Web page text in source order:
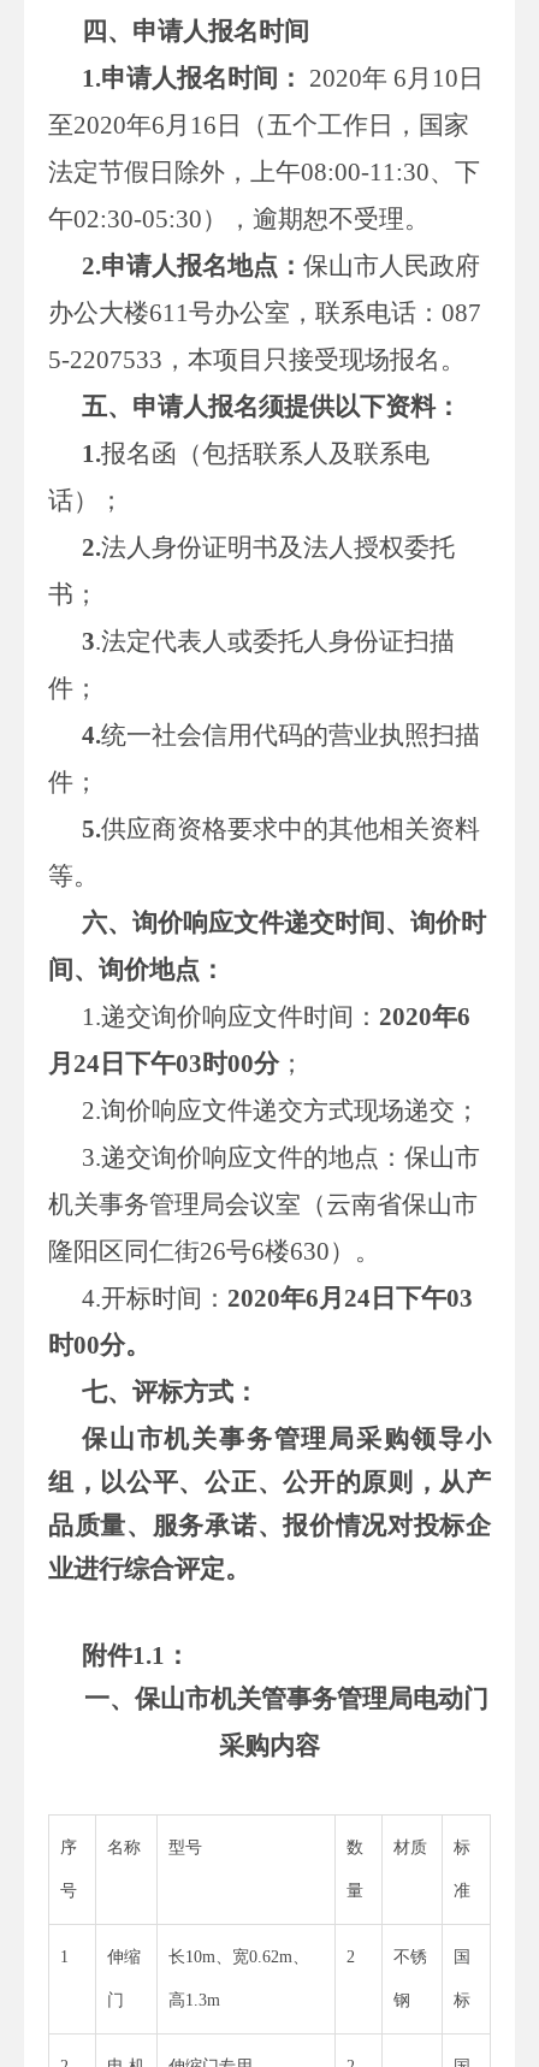
四、申请人报名时间
1.申请人报名时间： 2020年 6月10日
至2020年6月16日（五个工作日，国家
法定节假日除外，上午08:00-11:30、下
午02:30-05:30），逾期恕不受理。
2.申请人报名地点 ： 保山市人民政府
办公大楼611号办公室，联系电话：087
5-2207533，本项目只接受现场报名。
五、申请人报名须提供以下资料：
1.报名函（包括联系人及联系电
话）；
2.法人身份证明书及法人授权委托
书；
3.法定代表人或委托人身份证扫描
件；
4.统一社会信用代码的营业执照扫描
件；
5.供应商资格要求中的其他相关资料
等。
六、 询价响应文件递交时间、 询价时
间、 询价地点：
1.递交询价响应文件时间： 2020年6
月 24 日下午03时00分；
2.询价响应文件递交方式现场递交；
3.递交询价响应文件的地点：保山市
机关事务管理局会议室（云南省保山市
隆阳区同仁街26号6楼630）。
4.开标时间： 2020年6月 24 日下午03
时00分。
七、 评标方式：
保山市机关事务管理局采购领导小
组，以公平、公正、公开的原则，从产
品质量、服务承诺、报价情况对投标企
业进行综合评定。
附件1.1：
一、保山市机关管事务管理局电动门
采购内容
序
号
名称 型号 数
量
材质 标
准
1 伸缩
门
长10m、宽0.62m、
高1.3m
2 不锈
钢
国
标